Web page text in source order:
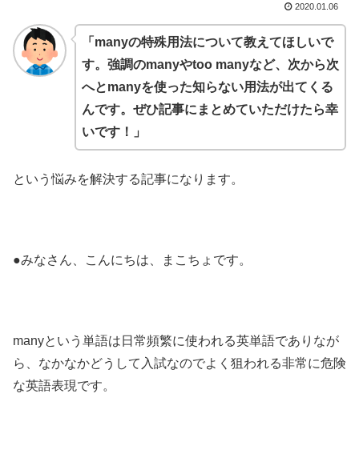
2020.01.06
「manyの特殊用法について教えてほしいで
す。強調のmanyやtoo manyなど、次から次
へとmanyを使った知らない用法が出てくる
んです。ぜひ記事にまとめていただけたら幸
いです！」
という悩みを解決する記事になります。
●みなさん、こんにちは、まこちょです。
manyという単語は日常頻繁に使われる英単語でありなが
ら、なかなかどうして入試なのでよく狙われる非常に危険
な英語表現です。